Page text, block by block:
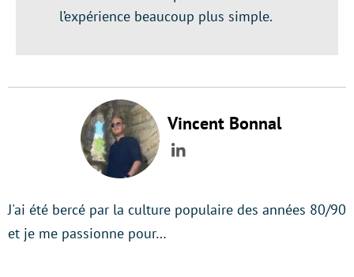
l’expérience beaucoup plus simple.
Vincent Bonnal
LinkedIn
J'ai été bercé par la culture populaire des années 80/90
et je me passionne pour…